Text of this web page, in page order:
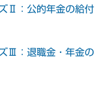
Ⅱ：公的年金の給付
Ⅲ：退職金・年金の